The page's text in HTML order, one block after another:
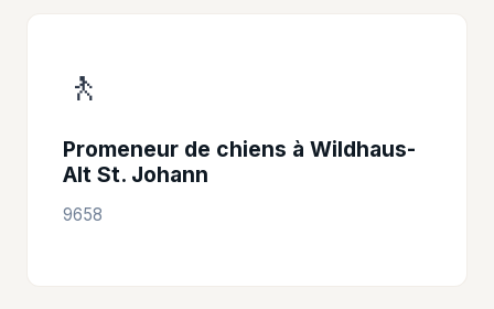
🚶
Promeneur de chiens à Wildhaus-
Alt St. Johann
9658